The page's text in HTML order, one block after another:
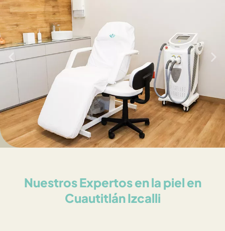
Nuestros Expertos en la piel en
Cuautitlán Izcalli